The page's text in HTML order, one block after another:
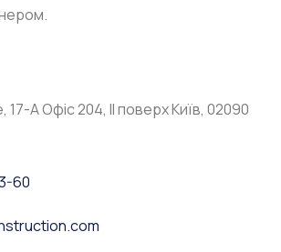
А Офіс 204, ІІ поверх Київ, 02090
60